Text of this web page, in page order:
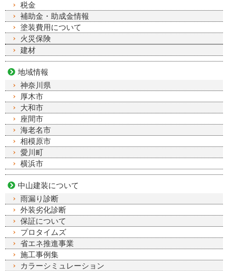
税金
補助金・助成金情報
塗装費用について
火災保険
建材
地域情報
神奈川県
厚木市
大和市
座間市
海老名市
相模原市
愛川町
横浜市
中山建装について
雨漏り診断
外装劣化診断
保証について
プロタイムズ
省エネ推進事業
施工事例集
カラーシミュレーション